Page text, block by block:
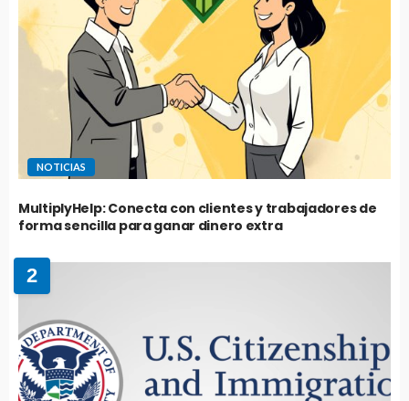
NOTICIAS
MultiplyHelp: Conecta con clientes y trabajadores de
forma sencilla para ganar dinero extra
2